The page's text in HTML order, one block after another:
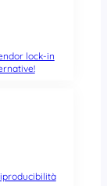
lock-in